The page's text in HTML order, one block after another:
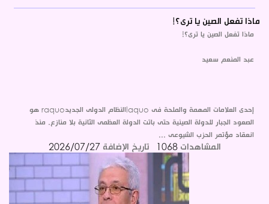
ماذا تفعل الصين يا ترى؟!
ماذا تفعل الصين يا ترى؟!
عبد المنعم سعيد
إحدى العلامات المهمة والملحة فى laquoالنظام الدولى الجديدraquo هو
الصعود الجبار للدولة الصينية حتى باتت الدولة العظمى الثانية بلا منازع. منذ
انعقاد مؤتمر الحزب الشيوعى ...
المشاهدات 1068 تاريخ الإضافة 2026/07/27